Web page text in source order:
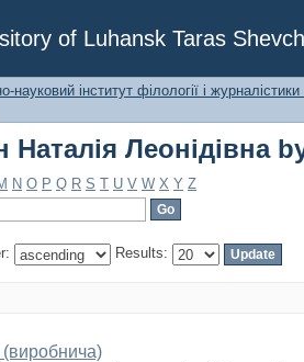
of Luhansk Taras
Леонідівна
науковий інститут філології і
Леонідівна
N O P Q R S T U V W X Y Z
Results:
(виробнича)